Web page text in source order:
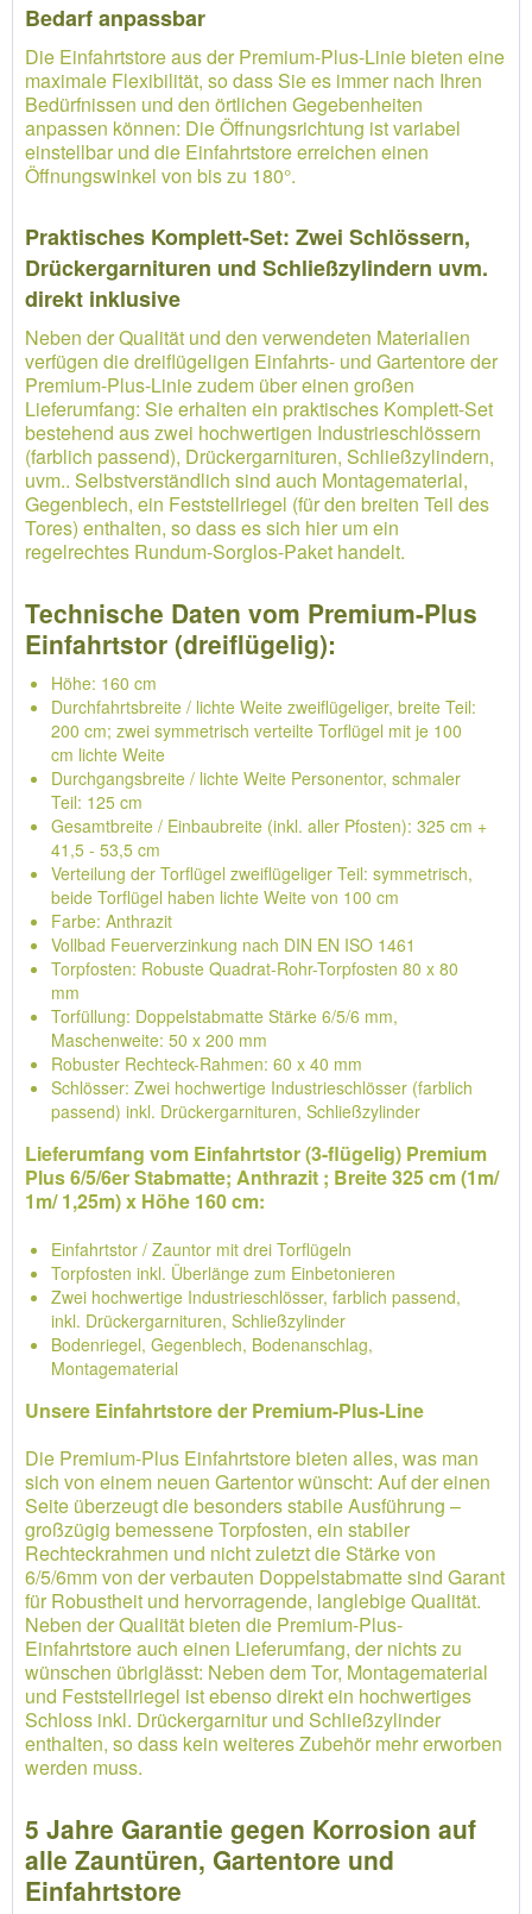
Bedarf anpassbar
Die Einfahrtstore aus der Premium-Plus-Linie bieten eine
maximale Flexibilität, so dass Sie es immer nach Ihren
Bedürfnissen und den örtlichen Gegebenheiten
anpassen können: Die Öffnungsrichtung ist variabel
einstellbar und die Einfahrtstore erreichen einen
Öffnungswinkel von bis zu 180°.
Praktisches Komplett-Set: Zwei Schlössern,
Drückergarnituren und Schließzylindern uvm.
direkt inklusive
Neben der Qualität und den verwendeten Materialien
verfügen die dreiflügeligen Einfahrts- und Gartentore der
Premium-Plus-Linie zudem über einen großen
Lieferumfang: Sie erhalten ein praktisches Komplett-Set
bestehend aus zwei hochwertigen Industrieschlössern
(farblich passend), Drückergarnituren, Schließzylindern,
uvm.. Selbstverständlich sind auch Montagematerial,
Gegenblech, ein Feststellriegel (für den breiten Teil des
Tores) enthalten, so dass es sich hier um ein
regelrechtes Rundum-Sorglos-Paket handelt.
Technische Daten vom Premium-Plus
Einfahrtstor (dreiflügelig):
Höhe: 160 cm
Durchfahrtsbreite / lichte Weite zweiflügeliger, breite Teil:
200 cm; zwei symmetrisch verteilte Torflügel mit je 100
cm lichte Weite
Durchgangsbreite / lichte Weite Personentor, schmaler
Teil: 125 cm
Gesamtbreite / Einbaubreite (inkl. aller Pfosten): 325 cm +
41,5 - 53,5 cm
Verteilung der Torflügel zweiflügeliger Teil: symmetrisch,
beide Torflügel haben lichte Weite von 100 cm
Farbe: Anthrazit
Vollbad Feuerverzinkung nach DIN EN ISO 1461
Torpfosten: Robuste Quadrat-Rohr-Torpfosten 80 x 80
mm
Torfüllung: Doppelstabmatte Stärke 6/5/6 mm,
Maschenweite: 50 x 200 mm
Robuster Rechteck-Rahmen: 60 x 40 mm
Schlösser: Zwei hochwertige Industrieschlösser (farblich
passend) inkl. Drückergarnituren, Schließzylinder
Lieferumfang vom Einfahrtstor (3-flügelig) Premium
Plus 6/5/6er Stabmatte; Anthrazit ; Breite 325 cm (1m/
1m/ 1,25m) x Höhe 160 cm:
Einfahrtstor / Zauntor mit drei Torflügeln
Torpfosten inkl. Überlänge zum Einbetonieren
Zwei hochwertige Industrieschlösser, farblich passend,
inkl. Drückergarnituren, Schließzylinder
Bodenriegel, Gegenblech, Bodenanschlag,
Montagematerial
Unsere Einfahrtstore der Premium-Plus-Line
Die Premium-Plus Einfahrtstore bieten alles, was man
sich von einem neuen Gartentor wünscht: Auf der einen
Seite überzeugt die besonders stabile Ausführung –
großzügig bemessene Torpfosten, ein stabiler
Rechteckrahmen und nicht zuletzt die Stärke von
6/5/6mm von der verbauten Doppelstabmatte sind Garant
für Robustheit und hervorragende, langlebige Qualität.
Neben der Qualität bieten die Premium-Plus-
Einfahrtstore auch einen Lieferumfang, der nichts zu
wünschen übriglässt: Neben dem Tor, Montagematerial
und Feststellriegel ist ebenso direkt ein hochwertiges
Schloss inkl. Drückergarnitur und Schließzylinder
enthalten, so dass kein weiteres Zubehör mehr erworben
werden muss.
5 Jahre Garantie gegen Korrosion auf
alle Zauntüren, Gartentore und
Einfahrtstore